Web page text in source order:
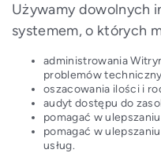
Używamy dowolnych
systemem, o których
administrowania
problemów
oszacowania ilości i
audyt dostępu do
pomagać w
pomagać w
usług.